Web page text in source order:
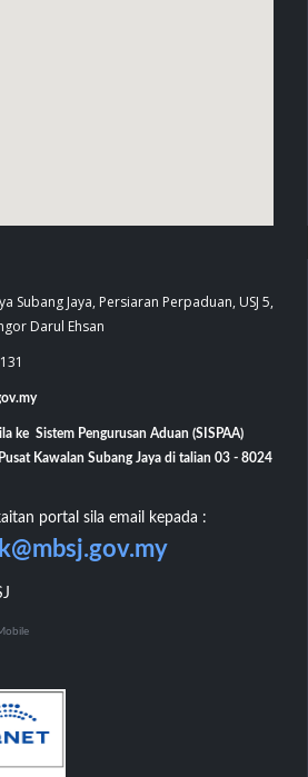
Subang Jaya, Persiaran Perpaduan, USJ 5,
Darul Ehsan
ke Sistem Pengurusan Aduan (SISPAA)
Kawalan Subang Jaya di talian 03 - 8024
portal sila email kepada :